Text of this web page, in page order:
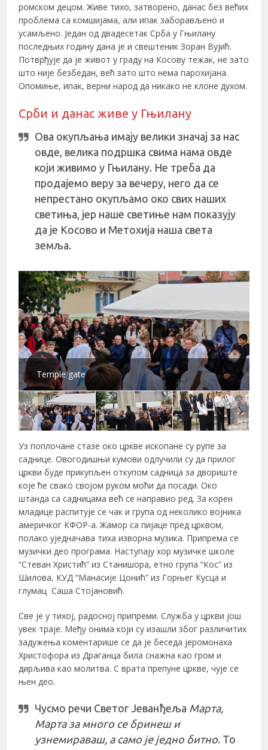
ромском децом. Живе тихо, затворено, данас без већих
проблема са комшијама, али ипак заборављено и
усамљено. Један од двадесетак Срба у Гњилану
последњих годину дана је и свештеник Зоран Вујић.
Потврђује да је живот у граду на Косову тежак, не зато
што није безбедан, већ зато што нема парохијана.
Опомиње, ипак, верни народ да никако не клоне духом.
Срби и данас живе у Гњилану
Ова окупљања имају велики значај за нас
овде, велика подршка свима нама овде
који живимо у Гњилану. Не треба да
продајемо веру за вечеру, него да се
непрестано окупљамо око свих наших
светиња, јер наше светиње нам показују
да је Косово и Метохија наша света
земља.
Temple gate
Уз поплочане стазе око цркве ископане су рупе за
саднице. Овогодишњи кумови одлучили су да прилог
цркви буде прикупљен откупом садница за двориште
које ће свако својом руком моћи да посади. Око
штанда са садницама већ се направио ред. За корен
младице распитује се чак и група од неколико војника
америчког КФОР-а. Жамор са пијаце пред црквом,
полако уједначава тиха изворна музика. Припрема се
музички део програма. Наступају хор музичке школе
“Стеван Христић” из Станишора, етно група “Кос” из
Шилова, КУД “Манасије Цонић” из Горњег Кусца и
глумац Саша Стојановић.
Све је у тихој, радосној припреми. Служба у цркви још
увек траје. Међу онима који су изашли због различитих
задужења коментарише се да је беседа јеромонаха
Христофора из Драганца била снажна као гром и
дирљива као молитва. С врата препуне цркве, чује се
њен део.
Чусмо речи Светог Јеванђеља Марта,
Марта за много се бринеш и
узнемираваш, а само је једно битно. То